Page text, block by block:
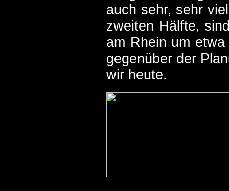
auch sehr, sehr
zweiten Hälfte,
am Rhein um
gegenüber der
wir heute.